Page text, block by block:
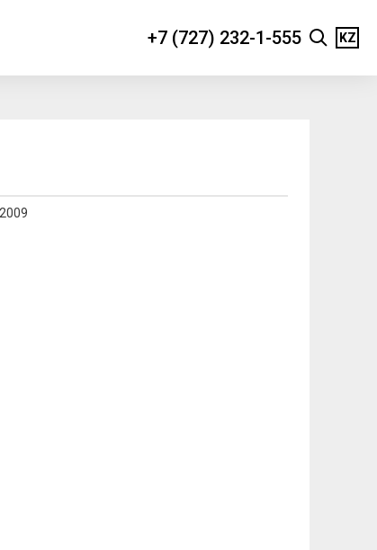
+7 (727) 232-1-555 KZ
2009